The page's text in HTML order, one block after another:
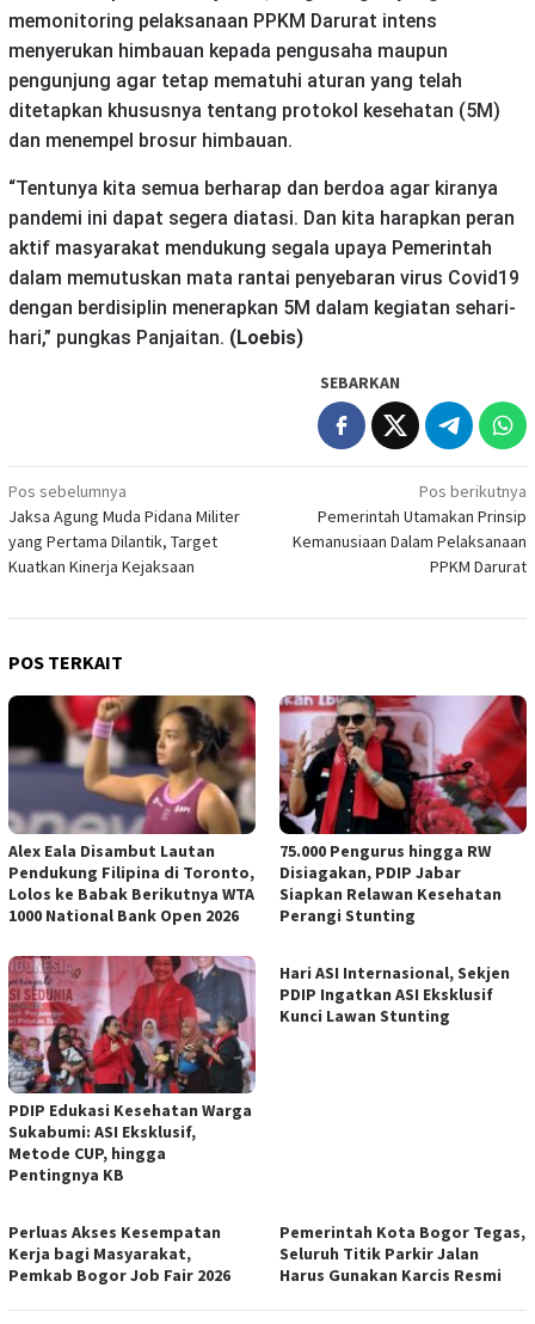
memonitoring pelaksanaan PPKM Darurat intens
menyerukan himbauan kepada pengusaha maupun
pengunjung agar tetap mematuhi aturan yang telah
ditetapkan khususnya tentang protokol kesehatan (5M)
dan menempel brosur himbauan.
“Tentunya kita semua berharap dan berdoa agar kiranya
pandemi ini dapat segera diatasi. Dan kita harapkan peran
aktif masyarakat mendukung segala upaya Pemerintah
dalam memutuskan mata rantai penyebaran virus Covid19
dengan berdisiplin menerapkan 5M dalam kegiatan sehari-
hari,” pungkas Panjaitan. (Loebis)
SEBARKAN
Navigasi
pos
Pos sebelumnya
Jaksa Agung Muda Pidana Militer
yang Pertama Dilantik, Target
Kuatkan Kinerja Kejaksaan
Pos berikutnya
Pemerintah Utamakan Prinsip
Kemanusiaan Dalam Pelaksanaan
PPKM Darurat
POS TERKAIT
Alex Eala Disambut Lautan
Pendukung Filipina di Toronto,
Lolos ke Babak Berikutnya WTA
1000 National Bank Open 2026
75.000 Pengurus hingga RW
Disiagakan, PDIP Jabar
Siapkan Relawan Kesehatan
Perangi Stunting
PDIP Edukasi Kesehatan Warga
Sukabumi: ASI Eksklusif,
Metode CUP, hingga
Pentingnya KB
Hari ASI Internasional, Sekjen
PDIP Ingatkan ASI Eksklusif
Kunci Lawan Stunting
Perluas Akses Kesempatan
Kerja bagi Masyarakat,
Pemkab Bogor Job Fair 2026
Pemerintah Kota Bogor Tegas,
Seluruh Titik Parkir Jalan
Harus Gunakan Karcis Resmi